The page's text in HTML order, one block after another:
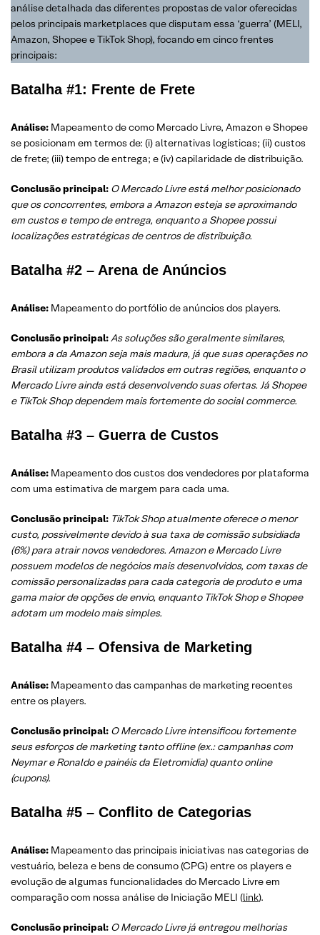
análise detalhada das diferentes propostas de valor oferecidas
pelos principais marketplaces que disputam essa ‘guerra’ (MELI,
Amazon, Shopee e TikTok Shop), focando em cinco frentes
principais:
Batalha #1: Frente de Frete
Análise: Mapeamento de como Mercado Livre, Amazon e Shopee
se posicionam em termos de: (i) alternativas logísticas; (ii) custos
de frete; (iii) tempo de entrega; e (iv) capilaridade de distribuição.
Conclusão principal: O Mercado Livre está melhor posicionado
que os concorrentes, embora a Amazon esteja se aproximando
em custos e tempo de entrega, enquanto a Shopee possui
localizações estratégicas de centros de distribuição.
Batalha #2 – Arena de Anúncios
Análise: Mapeamento do portfólio de anúncios dos players.
Conclusão principal:As soluções são geralmente similares,
embora a da Amazon seja mais madura, já que suas operações no
Brasil utilizam produtos validados em outras regiões, enquanto o
Mercado Livre ainda está desenvolvendo suas ofertas. Já Shopee
e TikTok Shop dependem mais fortemente do social commerce.
Batalha #3 – Guerra de Custos
Análise: Mapeamento dos custos dos vendedores por plataforma
com uma estimativa de margem para cada uma.
Conclusão principal: TikTok Shop atualmente oferece o menor
custo, possivelmente devido à sua taxa de comissão subsidiada
(6%) para atrair novos vendedores. Amazon e Mercado Livre
possuem modelos de negócios mais desenvolvidos, com taxas de
comissão personalizadas para cada categoria de produto e uma
gama maior de opções de envio, enquanto TikTok Shop e Shopee
adotam um modelo mais simples.
Batalha #4 – Ofensiva de Marketing
Análise: Mapeamento das campanhas de marketing recentes
entre os players.
Conclusão principal: O Mercado Livre intensificou fortemente
seus esforços de marketing tanto offline (ex.: campanhas com
Neymar e Ronaldo e painéis da Eletromidia) quanto online
(cupons).
Batalha #5 – Conflito de Categorias
Análise: Mapeamento das principais iniciativas nas categorias de
vestuário, beleza e bens de consumo (CPG) entre os players e
evolução de algumas funcionalidades do Mercado Livre em
comparação com nossa análise de Iniciação MELI (link).
Conclusão principal: O Mercado Livre já entregou melhorias